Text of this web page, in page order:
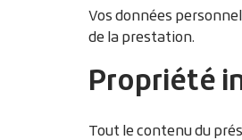
Vos données
de la prestation.
Propriété
Tout le contenu du